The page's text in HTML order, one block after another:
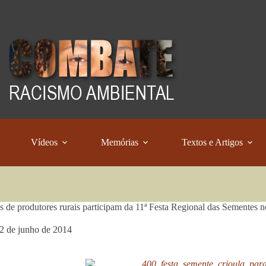
Vídeos Memórias Textos e Artigos
de produtores rurais participam da 11ª Festa Regional das Sementes
de junho de 2014